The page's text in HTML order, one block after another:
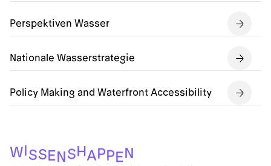
Perspektiven Wasser
Nationale Wasserstrategie
Policy Making and Waterfront Accessibility
WISSENS H A PPE N